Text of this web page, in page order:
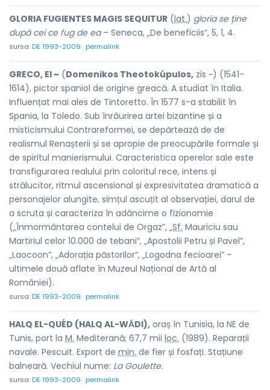
GLORIA FUGIENTES MAGIS SEQUITUR (lat.) gloria se ține
după cei ce fug de ea– Seneca, „De beneficiis”, 5, 1, 4.
sursa:DE 1993-2009 permalink
GRECO, El ~ (Domenikos Theotokúpulos, zis ~) (1541-
1614), pictor spaniol de origine greacă. A studiat în Italia.
Influențat mai ales de Tintoretto. În 1577 s-a stabilit în
Spania, la Toledo. Sub înrâurirea artei bizantine și a
misticismului Contrareformei, se depărtează de de
realismul Renașterii și se apropie de preocupările formale și
de spiritul manierismului. Caracteristica operelor sale este
transfigurarea realului prin coloritul rece, intens și
strălucitor, ritmul ascensional și expresivitatea dramatică a
personajelor alungite, simțul ascuțit al observației, darul de
a scruta și caracteriza în adâncime o fizionomie
(„Înmormântarea contelui de Orgaz”, „Sf. Mauriciu sau
Martiriul celor 10.000 de tebani”, „Apostolii Petru și Pavel”,
„Laocoon”, „Adorația păstorilor”, „Logodna fecioarei” –
ultimele două aflate în Muzeul Național de Artă al
României).
sursa:DE 1993-2009 permalink
HALQ EL-QUÉD (HALQ AL-WᾹDI), oraș în Tunisia, la NE de
Tunis, port la M. Mediterană; 67,7 mii loc. (1989). Reparații
navale. Pescuit. Export de min. de fier și fosfați. Stațiune
balneară. Vechiul nume: La Goulette.
sursa:DE 1993-2009 permalink